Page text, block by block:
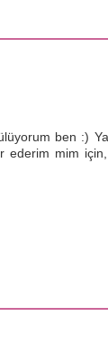
ben :)
ederim mim